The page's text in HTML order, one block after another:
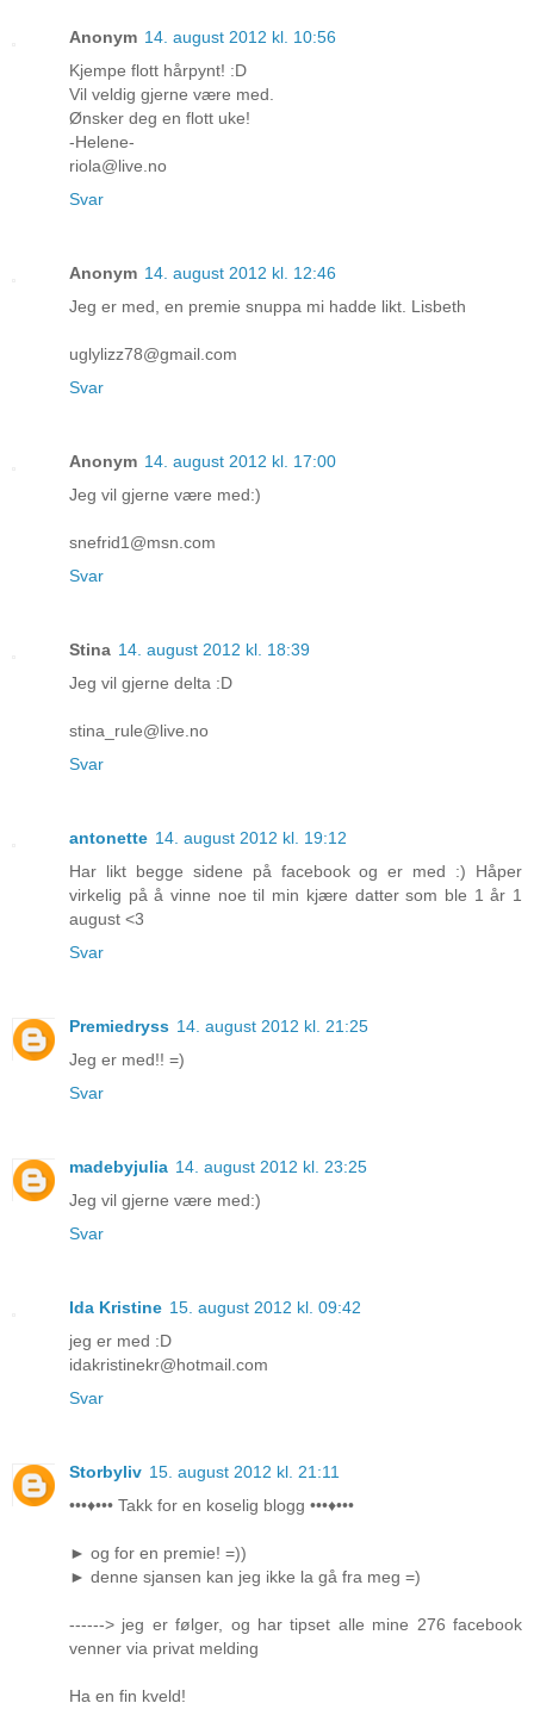
Anonym 14. august 2012 kl. 10:56
Kjempe flott hårpynt! :D
Vil veldig gjerne være med.
Ønsker deg en flott uke!
-Helene-
riola@live.no
Svar
Anonym 14. august 2012 kl. 12:46
Jeg er med, en premie snuppa mi hadde likt. Lisbeth
uglylizz78@gmail.com
Svar
Anonym 14. august 2012 kl. 17:00
Jeg vil gjerne være med:)
snefrid1@msn.com
Svar
Stina 14. august 2012 kl. 18:39
Jeg vil gjerne delta :D
stina_rule@live.no
Svar
antonette 14. august 2012 kl. 19:12
Har likt begge sidene på facebook og er med :) Håper
virkelig på å vinne noe til min kjære datter som ble 1 år 1
august <3
Svar
Premiedryss 14. august 2012 kl. 21:25
Jeg er med!! =)
Svar
madebyjulia 14. august 2012 kl. 23:25
Jeg vil gjerne være med:)
Svar
Ida Kristine 15. august 2012 kl. 09:42
jeg er med :D
idakristinekr@hotmail.com
Svar
Storbyliv 15. august 2012 kl. 21:11
•••♦••• Takk for en koselig blogg •••♦•••
► og for en premie! =))
► denne sjansen kan jeg ikke la gå fra meg =)
------> jeg er følger, og har tipset alle mine 276 facebook
venner via privat melding
Ha en fin kveld!